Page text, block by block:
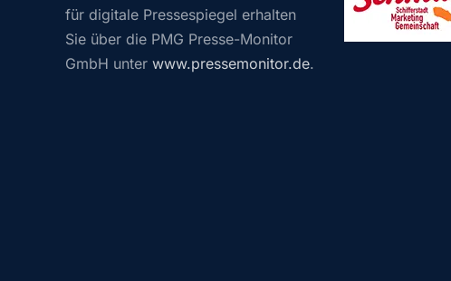
für digitale Pressespiegel erhalten
Sie über die PMG Presse-Monitor
GmbH unter www.pressemonitor.de.